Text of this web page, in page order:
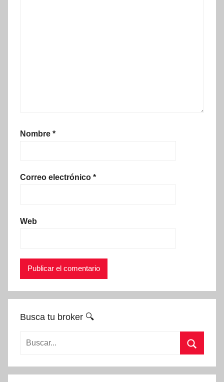
Nombre *
Correo electrónico *
Web
Busca tu broker 🔍
Buscar: